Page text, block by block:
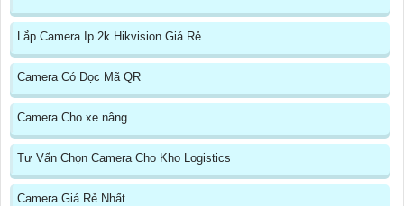
Lắp Camera Ip 2k Hikvision Giá Rẻ
Camera Có Đọc Mã QR
Camera Cho xe nâng
Tư Vấn Chọn Camera Cho Kho Logistics
Camera Giá Rẻ Nhất